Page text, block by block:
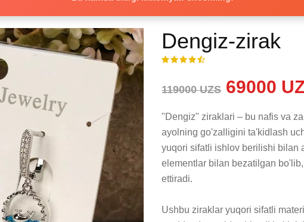
Dengiz-zirak
119000 UZS 69000
"Dengiz" ziraklari – bu nafis va
ayolning go'zalligini ta'kidlash
yuqori sifatli ishlov berilishi bilan
elementlar bilan bezatilgan
ettiradi.
Ushbu ziraklar yuqori sifatli